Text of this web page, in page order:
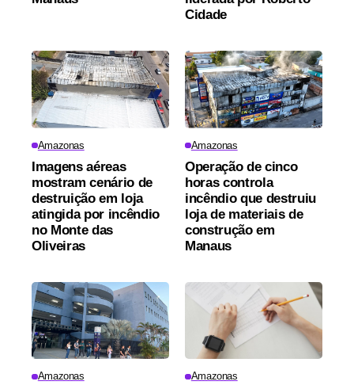
Cidade
Amazonas
Imagens aéreas
mostram cenário de
destruição em loja
atingida por incêndio
no Monte das
Oliveiras
Amazonas
Operação de cinco
horas controla
incêndio que destruiu
loja de materiais de
construção em
Manaus
Amazonas Amazonas